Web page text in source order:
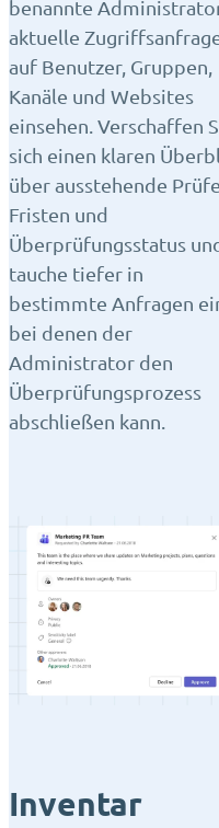
benannte
aktuelle
auf Benutzer, Gruppen,
Kanäle und Websites
einsehen. Verschaffen
sich einen klaren
über ausstehende
Fristen und
Überprüfungsstatus
tauche tiefer in
bestimmte Anfragen
bei denen der
Administrator den
Überprüfungsprozess
abschließen kann.
Inventar